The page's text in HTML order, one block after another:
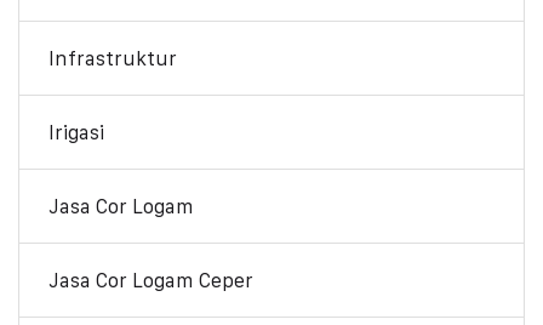
Infrastruktur
Irigasi
Jasa Cor Logam
Jasa Cor Logam Ceper